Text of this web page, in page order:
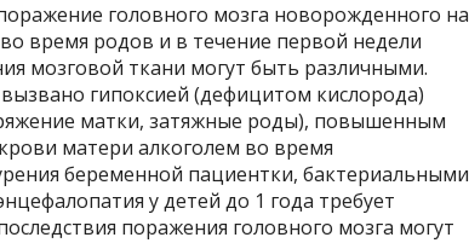
головного мозга новорожденного на
время родов и в течение первой недели
мозговой ткани могут быть различными.
гипоксией (дефицитом кислорода)
матки, затяжные роды), повышенным
матери алкоголем во время
беременной пациентки, бактериальными
у детей до 1 года требует
поражения головного мозга могут